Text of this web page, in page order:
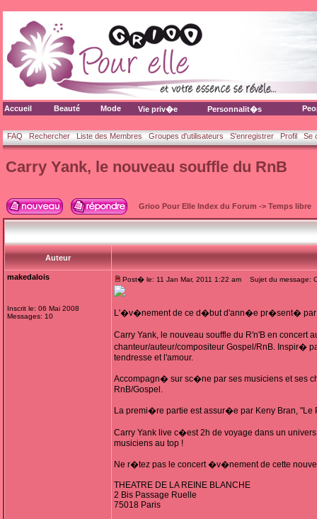
Accueil Beauté Mode Vie priv�e Personnalit�s
FAQ Rechercher Liste des Membres Groupes d'utilisateurs S'enregistrer Profil Se
Carry Yank, le nouveau souffle du RnB
Grioo Pour Elle Index du Forum -> Temps libre
Auteur
makedalois
Inscrit le: 06 Mai 2008
Messages: 10
Post� le: 11 Jan Mar, 2011 1:22 am Sujet du message:
L'�v�nement de ce d�but d'ann�e pr�sent� par
Carry Yank, le nouveau souffle du R'n'B en concert
chanteur/auteur/compositeur Gospel/RnB. Inspir�
tendresse et l'amour.
Accompagn� sur sc�ne par ses musiciens et ses
RnB/Gospel.
La premi�re partie est assur�e par Keny Bran, "Le
Carry Yank live c�est 2h de voyage dans un
musiciens au top !
Ne r�tez pas le concert �v�nement de cette
THEATRE DE LA REINE BLANCHE
2 Bis Passage Ruelle
75018 Paris